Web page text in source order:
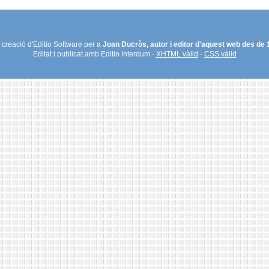
d'Editio Software per a Joan Ducròs, autor i editor d'aquest web des de
Editat i publicat amb Editio Interdum · XHTML vàlid · CSS vàlid